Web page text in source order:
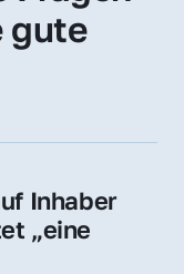
gute
Inhaber
„eine